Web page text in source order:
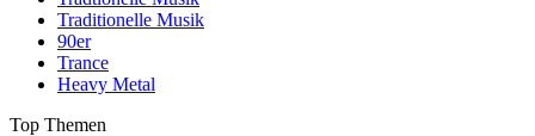
Traditionelle Musik
90er
Trance
Heavy Metal
Top Themen